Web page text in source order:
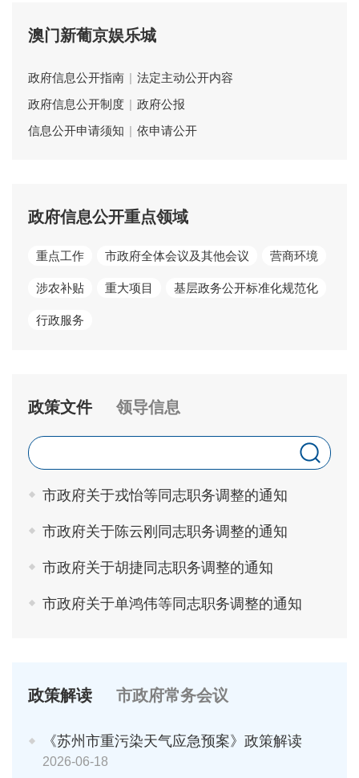
澳门新葡京娱乐城
政府信息公开指南 | 法定主动公开内容
政府信息公开制度 | 政府公报
信息公开申请须知 | 依申请公开
政府信息公开重点领域
重点工作 市政府全体会议及其他会议 营商环境
涉农补贴 重大项目 基层政务公开标准化规范化
行政服务
政策文件 领导信息
市政府关于戎怡等同志职务调整的通知
市政府关于陈云刚同志职务调整的通知
市政府关于胡捷同志职务调整的通知
市政府关于单鸿伟等同志职务调整的通知
政策解读 市政府常务会议
《苏州市重污染天气应急预案》政策解读
2026-06-18